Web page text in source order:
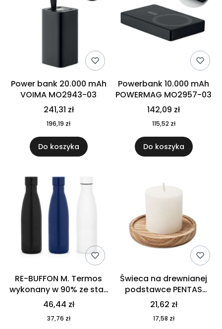
Power bank 20.000 mAh
VOIMA MO2943-03
241,31 zł
196,19 zł
Do koszyka
Powerbank 10.000 mAh
POWERMAG MO2957-03
142,09 zł
115,52 zł
Do koszyka
RE-BUFFON M. Termos
wykonany w 90% ze stali
nierdzewnej
pochodzącej z
recyklingu 520 ml 94294
46,44 zł
37,76 zł
Świeca na drewnianej
podstawce PENTAS
MO6282-40
21,62 zł
17,58 zł